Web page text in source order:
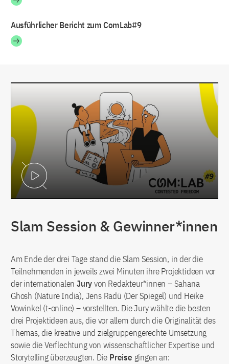
Ausführlicher Bericht zum ComLab#9
Video abspielen
Slam Session & Gewinner*innen
Am Ende der drei Tage stand die Slam Session, in der die
Teilnehmenden in jeweils zwei Minuten ihre Projektideen vor
der internationalenJuryvon Redakteur*innen – Sahana
Ghosh (Nature India), Jens Radü (Der Spiegel) und Heike
Vowinkel (t-online) – vorstellten. Die Jury wählte die besten
drei Projektideen aus, die vor allem durch die Originalität des
Themas, die kreative und zielgruppengerechte Umsetzung
sowie die Verflechtung von wissenschaftlicher Expertise und
Storytelling überzeugten. Die Preise gingen an: